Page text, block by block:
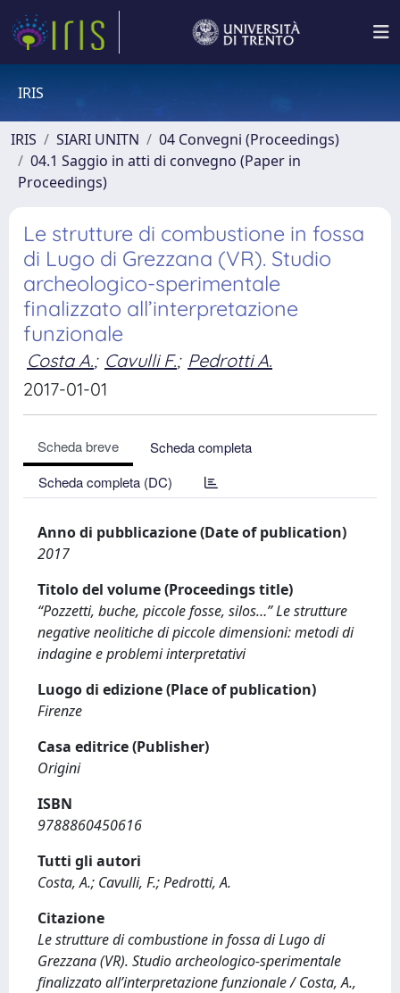
IRIS
IRIS SIARI UNITN
04 Convegni (Proceedings)
04.1 Saggio in atti di convegno (Paper in
Proceedings)
Le strutture di combustione in fossa
di Lugo di Grezzana (VR). Studio
archeologico-sperimentale
finalizzato all’interpretazione
funzionale
Costa A.; Cavulli F.; Pedrotti A.
2017-01-01
Scheda breve
Scheda completa
Scheda completa (DC)
Anno di pubblicazione (Date of publication)
2017
Titolo del volume (Proceedings title)
“Pozzetti, buche, piccole fosse, silos…” Le strutture
negative neolitiche di piccole dimensioni: metodi di
indagine e problemi interpretativi
Luogo di edizione (Place of publication)
Firenze
Casa editrice (Publisher)
Origini
ISBN
9788860450616
Tutti gli autori
Costa, A.; Cavulli, F.; Pedrotti, A.
Citazione
Le strutture di combustione in fossa di Lugo di
Grezzana (VR). Studio archeologico-sperimentale
finalizzato all’interpretazione funzionale / Costa, A.,